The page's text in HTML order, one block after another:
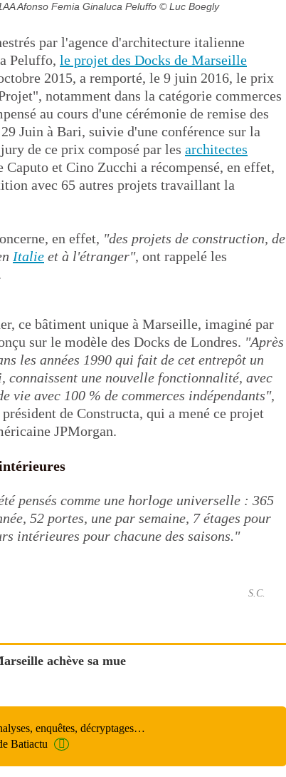
Afonso Femia Ginaluca Peluffo © Luc Boegly
par l'agence d'architecture italienne
Peluffo, le projet des Docks de Marseille
2015, a remporté, le 9 juin 2016, le prix
notamment dans la catégorie commerces
au cours d'une cérémonie de remise des
Juin à Bari, suivie d'une conférence sur la
de ce prix composé par les architectes
et Cino Zucchi a récompensé, en effet,
avec 65 autres projets travaillant la
en effet, "des projets de construction, de
Italie et à l'étranger", ont rappelé les
ce bâtiment unique à Marseille, imaginé par
sur le modèle des Docks de Londres. "Après
les années 1990 qui fait de cet entrepôt un
connaissent une nouvelle fonctionnalité, avec
vie avec 100 % de commerces indépendants",
de Constructa, qui a mené ce projet
JPMorgan.
pensés comme une horloge universelle : 365
52 portes, une par semaine, 7 étages pour
intérieures pour chacune des saisons."
S.C.
achève sa mue
enquêtes, décryptages…
Batiactu